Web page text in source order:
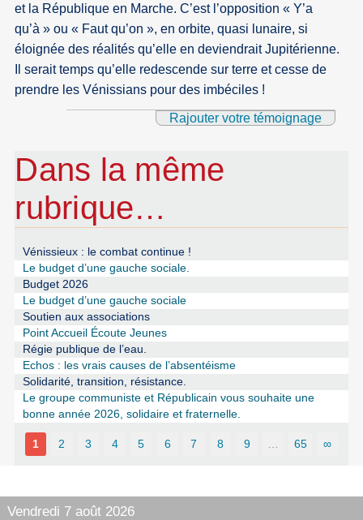
et la République en Marche. C’est l’opposition « Y’a
qu’à » ou « Faut qu’on », en orbite, quasi lunaire, si
éloignée des réalités qu’elle en deviendrait Jupitérienne.
Il serait temps qu’elle redescende sur terre et cesse de
prendre les Vénissians pour des imbéciles !
Rajouter votre témoignage
Dans la même
rubrique…
Vénissieux : le combat continue !
Le budget d’une gauche sociale.
Budget 2026
Le budget d’une gauche sociale
Soutien aux associations
Point Accueil Écoute Jeunes
Régie publique de l’eau.
Echos : les vrais causes de l’absentéisme
Solidarité, transition, résistance.
Le groupe communiste et Républicain vous souhaite une
bonne année 2026, solidaire et fraternelle.
1 2 3 4 5 6 7 8 9 65 ∞
Vendredi 7 août 2026